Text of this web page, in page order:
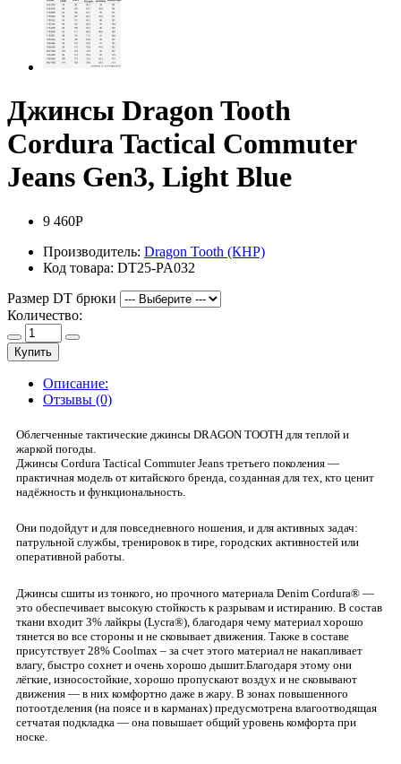
Джинсы Dragon Tooth
Cordura Tactical Commuter
Jeans Gen3, Light Blue
9 460Р
Производитель: Dragon Tooth (КНР)
Код товара: DT25-PA032
Размер DT брюки
Количество:
Купить
Описание:
Отзывы (0)
Облегченные тактические джинсы DRAGON TOOTH для теплой и
жаркой погоды.
Джинсы Cordura Tactical Commuter Jeans третьего поколения —
практичная модель от китайского бренда, созданная для тех, кто ценит
надёжность и функциональность.
Они подойдут и для повседневного ношения, и для активных задач:
патрульной службы, тренировок в тире, городских активностей или
оперативной работы.
Джинсы сшиты из тонкого, но прочного материала Denim Cordura® —
это обеспечивает высокую стойкость к разрывам и истиранию. В состав
ткани входит 3% лайкры (Lycra®), благодаря чему материал хорошо
тянется во все стороны и не сковывает движения. Также в составе
присутствует 28% Coolmax – за счет этого материал не накапливает
влагу, быстро сохнет и очень хорошо дышит.Благодаря этому они
лёгкие, износостойкие, хорошо пропускают воздух и не сковывают
движения — в них комфортно даже в жару. В зонах повышенного
потоотделения (на поясе и в карманах) предусмотрена влагоотводящая
сетчатая подкладка — она повышает общий уровень комфорта при
носке.